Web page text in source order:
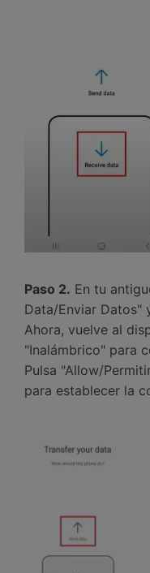
Paso 2. En tu
Data/Enviar Datos"
Ahora, vuelve al
"Inalámbrico" para
Pulsa "Allow/
para establecer la